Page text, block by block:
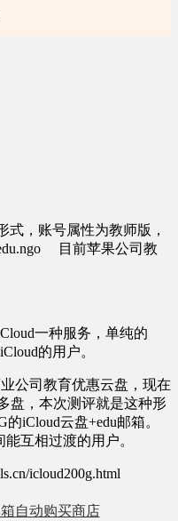
式，账号属性为教师版，
目前苹果公司教
一种服务，单纯的
的用户。
公司教育优惠云盘，现在
盘，本次测评就是这种形
iCloud云盘+edu邮箱。
互相过渡的用户。
icloud200g.html
自动购买商店